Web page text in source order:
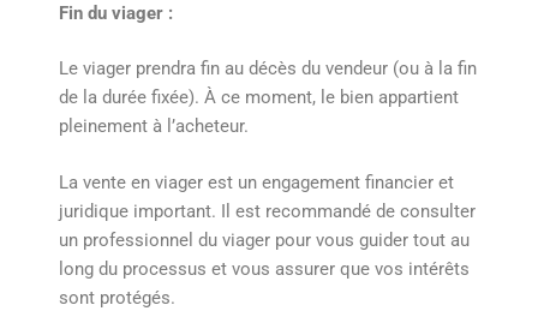
Fin du viager :
Le viager prendra fin au décès du vendeur (ou à la fin
de la durée fixée). À ce moment, le bien appartient
pleinement à l’acheteur.
La vente en viager est un engagement financier et
juridique important. Il est recommandé de consulter
un professionnel du viager pour vous guider tout au
long du processus et vous assurer que vos intérêts
sont protégés.